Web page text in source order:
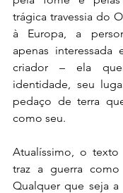
trágica travessia do
à Europa, a
apenas interessada
criador – ela
identidade, seu
pedaço de terra
como seu.
Atualíssimo, o texto
traz a guerra
Qualquer que seja a